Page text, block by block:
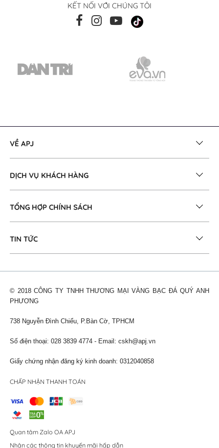
KẾT NỐI VỚI CHÚNG TÔI
VỀ APJ
DỊCH VỤ KHÁCH HÀNG
TỔNG HỢP CHÍNH SÁCH
TIN TỨC
© 2018 CÔNG TY TNHH THƯƠNG MẠI VÀNG BẠC ĐÁ QUÝ ANH
PHƯƠNG
738 Nguyễn Đình Chiểu, P.Bàn Cờ, TPHCM
Số điện thoại: 028 3839 4774 - Email: cskh@apj.vn
Giấy chứng nhận đăng ký kinh doanh: 0312040858
CHẤP NHẬN THANH TOÁN
Quan tâm Zalo OA APJ
Nhận các thông tin khuyến mãi hấp dẫn